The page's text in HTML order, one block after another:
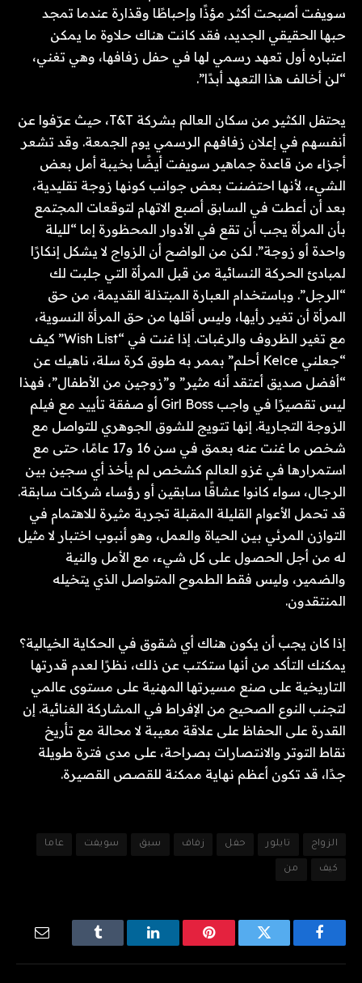
سويفت أصبحت أكثر مؤذًا وإحباطًا وقذارة عندما تمجد
حبها الحقيقي الجديد، فقد كانت هناك حلاوة ما يمكن
اعتباره أول تعهد رسمي لها في حفل زفافها، وهي تغني،
“لن أخالف هذا التعهد أبدًا”.
يحتفل الكثير من سكان العالم بشركة T&T، حيث عرّفوا عن
أنفسهم في إعلان زفافهم الرسمي يوم الجمعة. وقد تشعر
أجزاء من قاعدة جماهير سويفت أيضًا بخيبة أمل بعض
الشيء، لأنها احتضنت بعض جوانب كونها زوجة تقليدية،
بعد أن أعطت في السابق أصبع الاتهام لتوقعات المجتمع
بأن المرأة يجب أن تقع في الأدوار المحظورة إما “لليلة
واحدة أو زوجة”. لكن من الواضح أن الزواج لا يشكل إنكارًا
لمبادئ الحركة النسائية من قبل المرأة التي جلبت لك
“الرجل”. وباستخدام العبارة المبتذلة القديمة، من حق
المرأة أن تغير رأيها، وليس أقلها من حق المرأة النسوية،
مع تغير الظروف والرغبات. إذا غنت في “Wish List” كيف
“جعلني Kelce أحلم” بممر به طوق كرة سلة، ناهيك عن
“أفضل صديق أعتقد أنه مثير” و”زوجين من الأطفال”، فهذا
ليس تقصيرًا في واجب Girl Boss أو صفقة تأييد مع فيلم
الزوجة التجارية. إنها تتويج للشوق الجوهري للتواصل مع
شخص ما غنت عنه بعمق في سن 16 و17 عامًا، حتى مع
استمرارها في غزو العالم كشخص لم يأخذ أي سجين بين
الرجال، سواء كانوا عشاقًا سابقين أو رؤساء شركات سابقة.
قد تحمل الأعوام القليلة المقبلة تجربة مثيرة للاهتمام في
التوازن المرئي بين الحياة والعمل، وهو أنبوب اختبار لا مثيل
له من أجل الحصول على كل شيء، مع الأمل والنية
والضمير، وليس فقط الطموح المتواصل الذي يتخيله
المنتقدون.
إذا كان يجب أن يكون هناك أي شقوق في الحكاية الخيالية؟
يمكنك التأكد من أنها ستكتب عن ذلك، نظرًا لعدم قدرتها
التاريخية على صنع مسيرتها المهنية على مستوى عالمي
لتجنب النوع الصحيح من الإفراط في المشاركة الغنائية. إن
القدرة على الحفاظ على علاقة معيبة لا محالة مع تأريخ
نقاط التوتر والانتصارات بصراحة، على مدى فترة طويلة
جدًا، قد تكون أعظم نهاية ممكنة للقصص القصيرة.
الزواج تايلور حفل زفاف سبق سويفت عاما
كيف من
فيسبوك تويتر بينتيريستلينكدإن Tumblr